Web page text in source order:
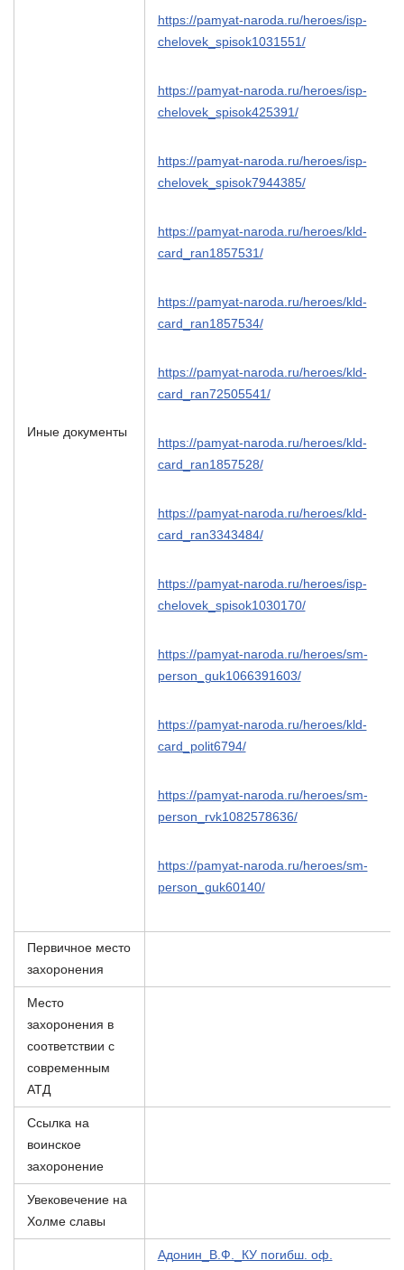
Иные документы
https://pamyat-naroda.ru/heroes/isp-
chelovek_spisok1031551/
https://pamyat-naroda.ru/heroes/isp-
chelovek_spisok425391/
https://pamyat-naroda.ru/heroes/isp-
chelovek_spisok7944385/
https://pamyat-naroda.ru/heroes/kld-
card_ran1857531/
https://pamyat-naroda.ru/heroes/kld-
card_ran1857534/
https://pamyat-naroda.ru/heroes/kld-
card_ran72505541/
https://pamyat-naroda.ru/heroes/kld-
card_ran1857528/
https://pamyat-naroda.ru/heroes/kld-
card_ran3343484/
https://pamyat-naroda.ru/heroes/isp-
chelovek_spisok1030170/
https://pamyat-naroda.ru/heroes/sm-
person_guk1066391603/
https://pamyat-naroda.ru/heroes/kld-
card_polit6794/
https://pamyat-naroda.ru/heroes/sm-
person_rvk1082578636/
https://pamyat-naroda.ru/heroes/sm-
person_guk60140/
Первичное место
захоронения
Место
захоронения в
соответствии с
современным
АТД
Ссылка на
воинское
захоронение
Увековечение на
Холме славы
Адонин_В.Ф._КУ погибш. оф.